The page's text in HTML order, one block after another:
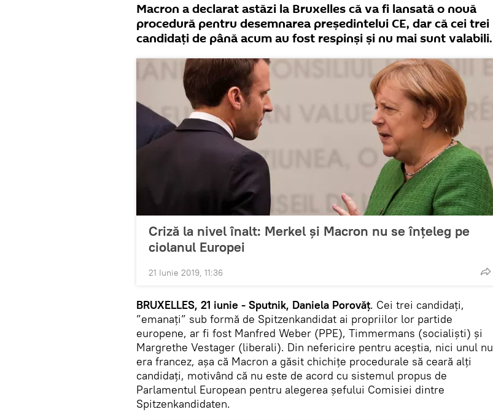
Macron a declarat astăzi la Bruxelles că va fi lansată o nouă
procedură pentru desemnarea președintelui CE, dar că cei trei
candidați de până acum au fost respinși și nu mai sunt valabili.
Criză la nivel înalt: Merkel și Macron nu se înțeleg pe
ciolanul Europei
21 Iunie 2019, 11:36
BRUXELLES, 21 iunie - Sputnik, Daniela Porovăț. Cei trei candidați,
”emanați” sub formă de Spitzenkandidat ai propriilor lor partide
europene, ar fi fost Manfred Weber (PPE), Timmermans (socialiști) și
Margrethe Vestager (liberali). Din nefericire pentru aceștia, nici unul nu
era francez, așa că Macron a găsit chichițe procedurale să ceară alți
candidați, motivând că nu este de acord cu sistemul propus de
Parlamentul European pentru alegerea șefului Comisiei dintre
Spitzenkandidaten.